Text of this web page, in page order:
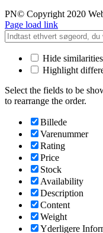
PN© Copyright 2020
Page load link
Hide similarities
Highlight
Select the fields to be
to rearrange the order.
Billede
Varenummer
Rating
Price
Stock
Availability
Description
Content
Weight
Yderligere